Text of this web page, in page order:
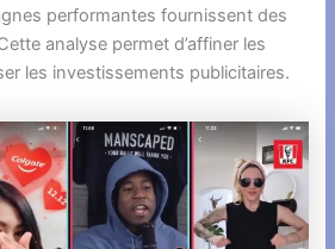
performantes fournissent des
analyse permet d’affiner les
les investissements publicitaires.